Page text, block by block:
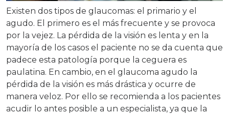
Existen dos tipos de glaucomas: el primario y el
agudo. El primero es el más frecuente y se provoca
por la vejez. La pérdida de la visión es lenta y en la
mayoría de los casos el paciente no se da cuenta que
padece esta patología porque la ceguera es
paulatina. En cambio, en el glaucoma agudo la
pérdida de la visión es más drástica y ocurre de
manera veloz. Por ello se recomienda a los pacientes
acudir lo antes posible a un especialista, ya que la